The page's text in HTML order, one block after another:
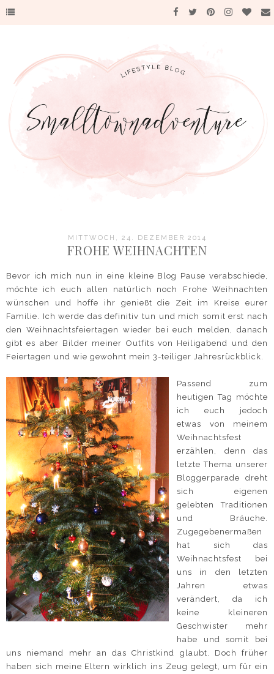
MITTWOCH, 24. DEZEMBER 2014
FROHE WEIHNACHTEN
Bevor ich mich nun in eine kleine Blog Pause verabschiede,
möchte ich euch allen natürlich noch Frohe Weihnachten
wünschen und hoffe ihr genießt die Zeit im Kreise eurer
Familie. Ich werde das definitiv tun und mich somit erst nach
den Weihnachtsfeiertagen wieder bei euch melden, danach
gibt es aber Bilder meiner Outfits von Heiligabend und den
Feiertagen und wie gewohnt mein 3-teiliger Jahresrückblick.
Passend zum
heutigen Tag möchte
ich euch jedoch
etwas von meinem
Weihnachtsfest
erzählen, denn das
letzte Thema unserer
Bloggerparade dreht
sich eigenen
gelebten Traditionen
und Bräuche.
Zugegebenermaßen
hat sich das
Weihnachtsfest bei
uns in den letzten
Jahren etwas
verändert, da ich
keine kleineren
Geschwister mehr
habe und somit bei
uns niemand mehr an das Christkind glaubt. Doch früher
haben sich meine Eltern wirklich ins Zeug gelegt, um für ein